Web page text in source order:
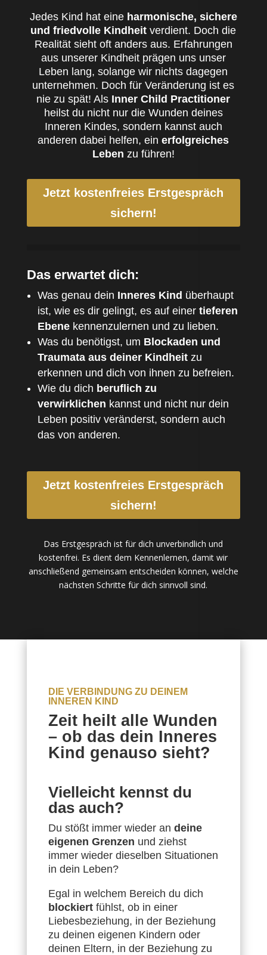
Jedes Kind hat eine harmonische, sichere
und friedvolle Kindheit verdient. Doch die
Realität sieht oft anders aus. Erfahrungen
aus unserer Kindheit prägen uns unser
Leben lang, solange wir nichts dagegen
unternehmen. Doch für Veränderung ist es
nie zu spät! Als Inner Child Practitioner
heilst du nicht nur die Wunden deines
Inneren Kindes, sondern kannst auch
anderen dabei helfen, einerfolgreiches
Leben zu führen!
Jetzt kostenfreies Erstgespräch
sichern!
Das erwartet dich:
Was genau dein Inneres Kind überhaupt
ist, wie es dir gelingt, es auf einer tieferen
Ebenekennenzulernen und zu lieben.
Was du benötigst, um Blockaden und
Traumata aus deiner Kindheitzu
erkennen und dich von ihnen zu befreien.
Wie du dich beruflich zu
verwirklichen kannst und nicht nur dein
Leben positiv veränderst, sondern auch
das von anderen.
Jetzt kostenfreies Erstgespräch
sichern!
Das Erstgespräch ist für dich unverbindlich und
kostenfrei. Es dient dem Kennenlernen, damit wir
anschließend gemeinsam entscheiden können, welche
nächsten Schritte für dich sinnvoll sind.
DIE VERBINDUNG ZU DEINEM
INNEREN KIND
Zeit heilt alle Wunden
– ob das dein Inneres
Kind genauso sieht?
Vielleicht kennst du
das auch?
Du stößt immer wieder an deine
eigenen Grenzen und ziehst
immer wieder dieselben Situationen
in dein Leben?
Egal in welchem Bereich du dich
blockiertfühlst, ob in einer
Liebesbeziehung, in der Beziehung
zu deinen eigenen Kindern oder
deinen Eltern, in der Beziehung zu